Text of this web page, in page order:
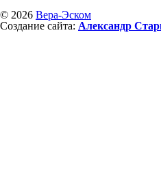
© 2026 Вера-Эском
Создание сайта: Александр